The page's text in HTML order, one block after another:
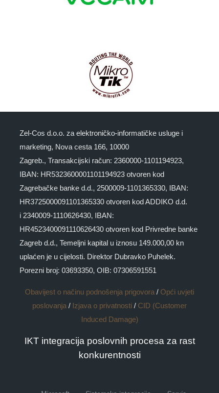
Zel-Cos d.o.o. za elektroničko-informatičke usluge i
marketing, Nova cesta 166, 10000
Zagreb., Transakcijski račun: 2360000-1101194923,
IBAN: HR5323600001101194923 otvoren kod
Zagrebačke banke d.d., 2500009-1101365330, IBAN:
HR3725000091101365330 otvoren kod ADDIKO d.d.
i 2340009-1110626430, IBAN:
HR4523400091110626430 otvoren kod Privredne banke
Zagreb d.d., Temeljni kapital u iznosu 149.000,00 kn
uplaćen je u cijelosti. Direktor Dubravko Puhelek.
Porezni broj: 03693350, OIB: 07306591551
Obavijest o načinu podnošenja prigovora / Opći uvjeti
poslovanja / Izjava o privatnosti / CID (Customer
Induced Damage)
IKT integracija poslovnih procesa za rast
konkurentnosti